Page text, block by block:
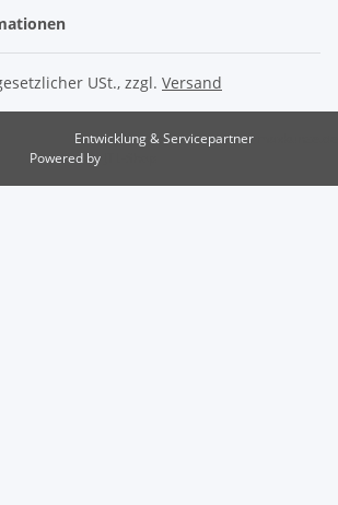
USt., zzgl. Versand
Entwicklung & Servicepartner
Powered by